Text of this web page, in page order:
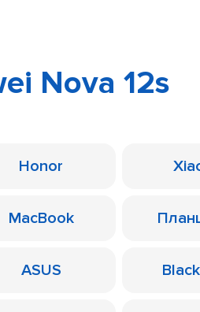
Nova 12s
Honor
MacBook
ASUS